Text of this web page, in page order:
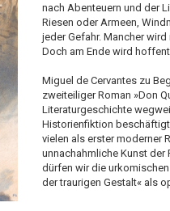
nach Abenteuern und der
Riesen oder Armeen,
jeder Gefahr. Mancher
Doch am Ende wird
Miguel de Cervantes zu
zweiteiliger Roman »Don
Literaturgeschichte
Historienfiktion beschäftigt
vielen als erster moderner
unnachahmliche Kunst
dürfen wir die
der traurigen Gestalt« als